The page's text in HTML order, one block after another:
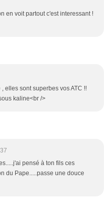
en voit partout c'est interessant !
elles sont superbes vos ATC !!
kaline<br />
pensé à ton fils ces
du Pape.....passe une douce